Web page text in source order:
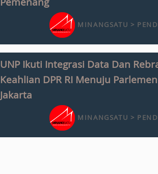
MINANGSATU >
UNP Ikuti Integrasi Data Dan
Keahlian DPR RI Menuju
Jakarta
MINANGSATU >